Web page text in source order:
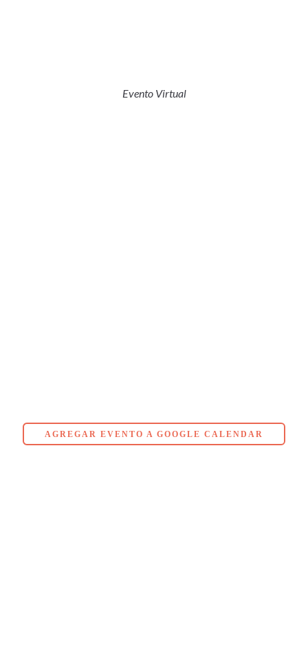
Evento Virtual
AGREGAR EVENTO A GOOGLE CALENDAR